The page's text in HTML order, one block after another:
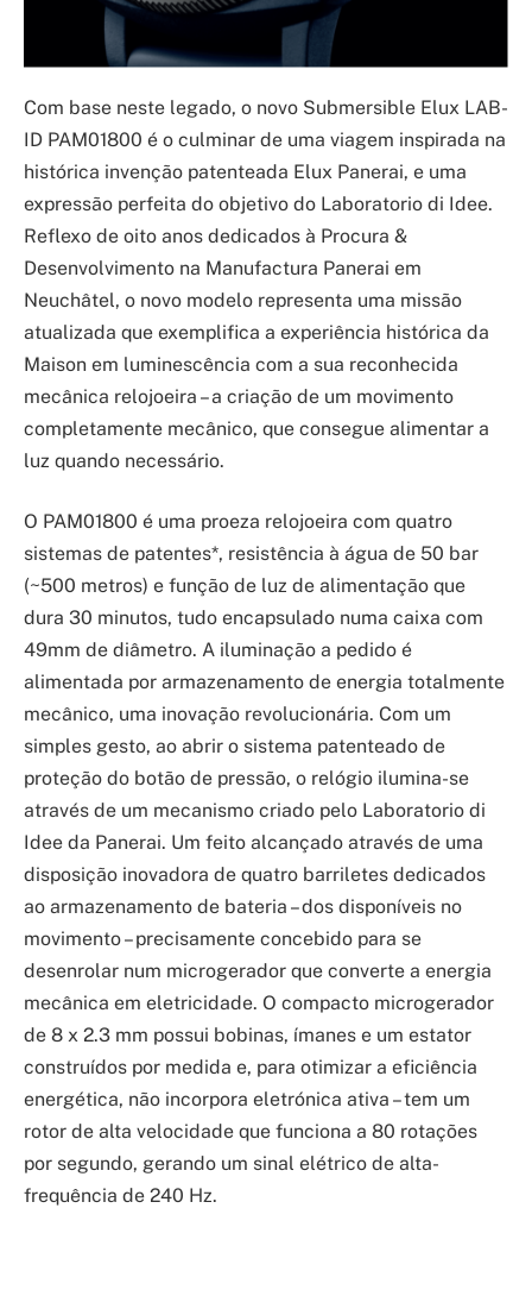
Com base neste legado, o novo Submersible Elux LAB-
ID PAM01800 é o culminar de uma viagem inspirada na
histórica invenção patenteada Elux Panerai, e uma
expressão perfeita do objetivo do Laboratorio di Idee.
Reflexo de oito anos dedicados à Procura &
Desenvolvimento na Manufactura Panerai em
Neuchâtel, o novo modelo representa uma missão
atualizada que exemplifica a experiência histórica da
Maison em luminescência com a sua reconhecida
mecânica relojoeira – a criação de um movimento
completamente mecânico, que consegue alimentar a
luz quando necessário.
O PAM01800 é uma proeza relojoeira com quatro
sistemas de patentes*, resistência à água de 50 bar
(~500 metros) e função de luz de alimentação que
dura 30 minutos, tudo encapsulado numa caixa com
49mm de diâmetro. A iluminação a pedido é
alimentada por armazenamento de energia totalmente
mecânico, uma inovação revolucionária. Com um
simples gesto, ao abrir o sistema patenteado de
proteção do botão de pressão, o relógio ilumina-se
através de um mecanismo criado pelo Laboratorio di
Idee da Panerai. Um feito alcançado através de uma
disposição inovadora de quatro barriletes dedicados
ao armazenamento de bateria – dos disponíveis no
movimento – precisamente concebido para se
desenrolar num microgerador que converte a energia
mecânica em eletricidade. O compacto microgerador
de 8 x 2.3 mm possui bobinas, ímanes e um estator
construídos por medida e, para otimizar a eficiência
energética, não incorpora eletrónica ativa – tem um
rotor de alta velocidade que funciona a 80 rotações
por segundo, gerando um sinal elétrico de alta-
frequência de 240 Hz.